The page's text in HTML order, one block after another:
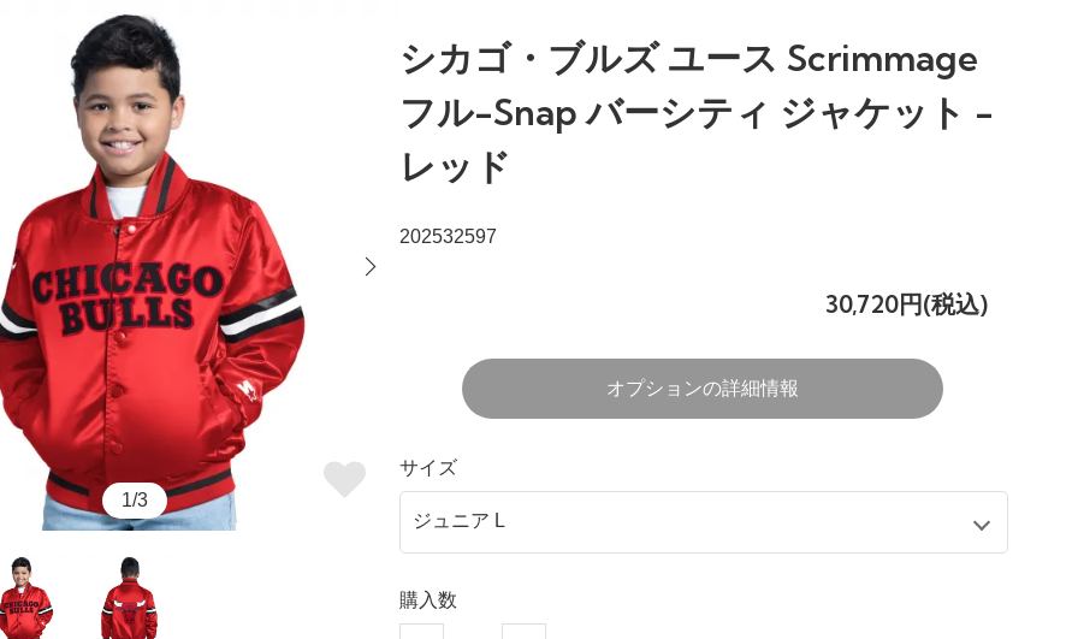
1/3
シカゴ・ブルズ ユース Scrimmage
フル-Snap バーシティ ジャケット -
レッド
202532597
30,720円(税込)
オプションの詳細情報
サイズ
購入数